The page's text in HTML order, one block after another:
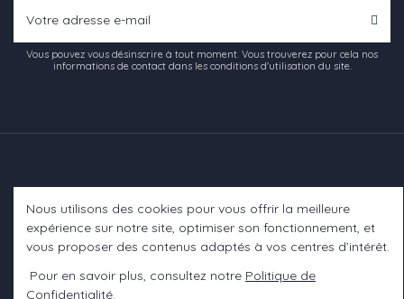
Vous pouvez vous désinscrire à tout moment. Vous trouverez pour cela nos
informations de contact dans les conditions d'utilisation du site.
Informations
Nous utilisons des cookies pour vous offrir la meilleure
expérience sur notre site, optimiser son fonctionnement, et
vous proposer des contenus adaptés à vos centres d’intérêt.
Pour en savoir plus, consultez notre Politique de
Confidentialité.